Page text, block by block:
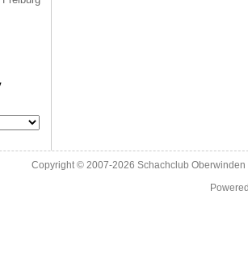
Copyright © 2007-2026Schachclub Oberwinden